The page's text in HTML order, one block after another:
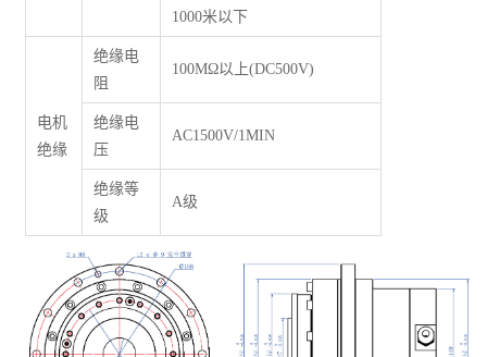
1000米以下
电机
绝缘
绝缘电
阻
100MΩ以上(DC500V)
绝缘电
压
AC1500V/1MIN
绝缘等
级
A级